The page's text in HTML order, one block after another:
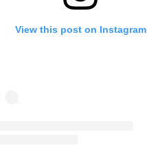
View this post on Instagram